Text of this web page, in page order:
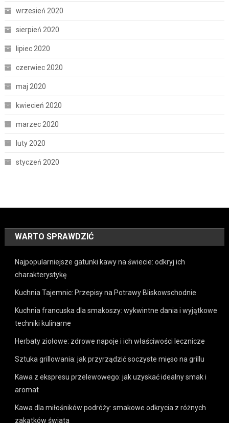
wrzesień 2020
sierpień 2020
lipiec 2020
czerwiec 2020
maj 2020
kwiecień 2020
marzec 2020
luty 2020
styczeń 2020
WARTO SPRAWDZIĆ
Najpopularniejsze gatunki kawy na świecie: odkryj ich
charakterystykę
Kuchnia Tajemnic: Przepisy na Potrawy Bliskowschodnie
Kuchnia francuska dla smakoszy: wykwintne dania i wyjątkowe
techniki kulinarne
Herbaty ziołowe: zdrowe napoje i ich właściwości lecznicze
Sztuka grillowania: jak przyrządzić soczyste mięso na grillu
Kawa z ekspresu przelewowego: jak uzyskać idealny smak i
aromat
Kawa dla miłośników podróży: smakowe odkrycia z różnych
zakątków świata